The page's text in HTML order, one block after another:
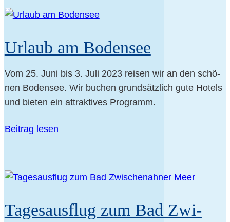
Urlaub am Bodensee
Vom 25. Juni bis 3. Juli 2023 rei­sen wir an den schö­
nen Boden­see. Wir buchen grund­sätz­lich gute Hotels
und bie­ten ein attrak­ti­ves Programm.
Bei­trag lesen
Tages­aus­flug zum Bad Zwi­